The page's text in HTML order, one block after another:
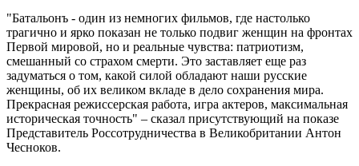
"Батальонъ - один из немногих фильмов, где настолько
трагично и ярко показан не только подвиг женщин на фронтах
Первой мировой, но и реальные чувства: патриотизм,
смешанный со страхом смерти. Это заставляет еще раз
задуматься о том, какой силой обладают наши русские
женщины, об их великом вкладе в дело сохранения мира.
Прекрасная режиссерская работа, игра актеров, максимальная
историческая точность" – сказал присутствующий на показе
Представитель Россотрудничества в Великобритании Антон
Чесноков.